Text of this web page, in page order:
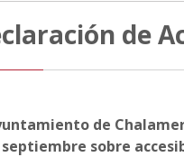
de
de
septiembre sobre